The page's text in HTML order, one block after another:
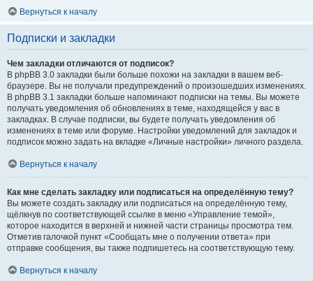
Вернуться к началу
Подписки и закладки
Чем закладки отличаются от подписок?
В phpBB 3.0 закладки были больше похожи на закладки в вашем веб-
браузере. Вы не получали предупреждений о произошедших изменениях.
В phpBB 3.1 закладки больше напоминают подписки на темы. Вы можете
получать уведомления об обновлениях в теме, находящейся у вас в
закладках. В случае подписки, вы будете получать уведомления об
изменениях в теме или форуме. Настройки уведомлений для закладок и
подписок можно задать на вкладке «Личные настройки» личного раздела.
Вернуться к началу
Как мне сделать закладку или подписаться на определённую тему?
Вы можете создать закладку или подписаться на определённую тему,
щёлкнув по соответствующей ссылке в меню «Управление темой»,
которое находится в верхней и нижней части страницы просмотра тем.
Отметив галочкой пункт «Сообщать мне о получении ответа» при
отправке сообщения, вы также подпишетесь на соответствующую тему.
Вернуться к началу